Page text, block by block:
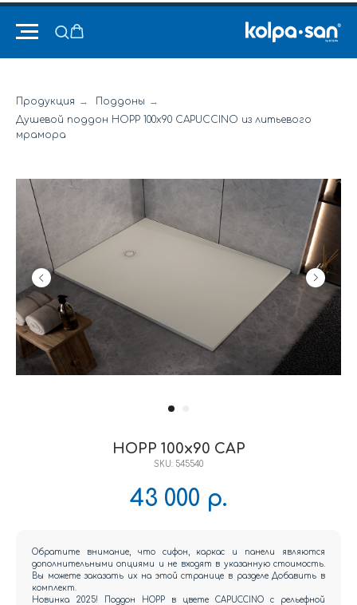
Продукция → Поддоны →
Душевой поддон HOPP 100x90 CAPUCCINO из литьевого
мрамора
HOPP 100x90 CAP
SKU: 545540
43 000 р.
Обратите внимание, что сифон, каркас и панели являются
дополнительными опциями и не входят в указанную стоимость.
Вы можете заказать их на этой странице в разделе Добавить в
комплект.
Новинка 2025! Поддон HOPP в цвете CAPUCCINO с рельефной